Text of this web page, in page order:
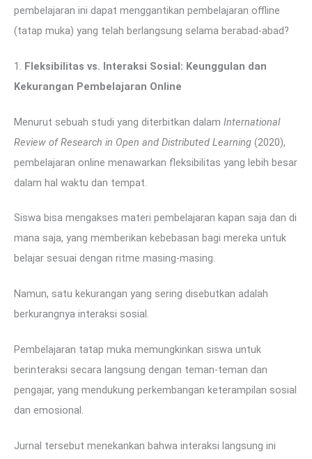
pembelajaran ini dapat menggantikan pembelajaran offline
(tatap muka) yang telah berlangsung selama berabad-abad?
1. Fleksibilitas vs. Interaksi Sosial: Keunggulan dan
Kekurangan Pembelajaran Online
Menurut sebuah studi yang diterbitkan dalam International
Review of Research in Open and Distributed Learning (2020),
pembelajaran online menawarkan fleksibilitas yang lebih besar
dalam hal waktu dan tempat.
Siswa bisa mengakses materi pembelajaran kapan saja dan di
mana saja, yang memberikan kebebasan bagi mereka untuk
belajar sesuai dengan ritme masing-masing.
Namun, satu kekurangan yang sering disebutkan adalah
berkurangnya interaksi sosial.
Pembelajaran tatap muka memungkinkan siswa untuk
berinteraksi secara langsung dengan teman-teman dan
pengajar, yang mendukung perkembangan keterampilan sosial
dan emosional.
Jurnal tersebut menekankan bahwa interaksi langsung ini